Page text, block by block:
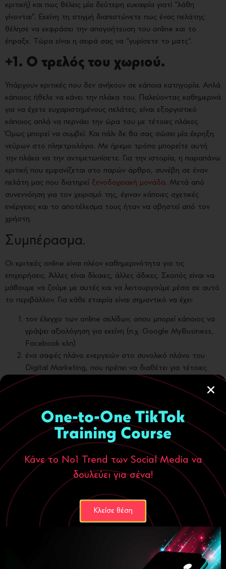
κριτική) και πως θέλεις μία δεύτερη ευκαιρία γιατί “λάθη
γίνονται”. Εκείνη τη στιγμή διαπιστώνετε πως ένας πελάτης
θέλησε να εκφράσει την απογοήτευση του online και το
έπραξε. Τώρα είναι η σειρά σας να “γυρίσετε το ματς”.
+1. Ο τρελός του χωριού.
Υπάρχουν κριτικές που δεν ανήκουν σε κάποια κατηγορία. Απλά
κάποιος ήθελε να κάνει την πλάκα του. Παλεύοντας καθημερινά
για να έχετε ευχαριστημένους πελάτες, είναι εξοργιστικό
κάποιος απλά να περνάει την ώρα του με τέτοιες πλάκες.
Όμως μπορεί να συμβεί. Και πάλι δε θα σας σώσει μία έκρηξη
νεύρων στο πληκτρολόγιο. Με ήρεμο τρόπο μπορείτε αυτή
την πλάκα να την αντιμετωπίσετε. Για την ιστορία, η παραπάνω
κριτική που εμφανίζεται στο παρών άρθρο, συνέβη σε έναν
πελάτη μας που διατηρεί ξενοδοχειακή μονάδα. Μετά από
συνεννόηση για τον χειρισμό της, έγιναν κάποιες σχετικές
ενέργειες και το αποτέλεσμα τους ήταν να σβηστεί από τον
χρήστη.
Συμπέρασμα.
Οι κριτικές online είναι πλέον καθημερινότητα για τις
επιχειρήσεις. Άλλες είναι δίκαιες, άλλες άδικες. Σκοπός είναι να
μάθουμε να ζούμε με αυτές και να λειτουργούμε μέσα σε αυτό
το περιβάλλον. Για κάθε εταιρία είναι σημαντικό να έχει:
τον έλεγχο των online σελίδων, oπου μπορεί κάποιος να
γράψει αξιολόγηση για εκείνη (π.χ. Google MyBusiness,
Facebook κλπ)
ένα σαφές πλάνο ενεργειών στο συνολικό πλάνο του
Digital Marketing, που πρέπει να διαθέτει για τέτοιες
περιπτώσεις, ώστε να μπορεί να τις αντιμετωπίζει για τη
Θέλετε να φτιάξετε το δικό σας;
Ελάτε να δούμε μαζί
τον
τρόπο.
digital marketing,Facebook,Google maps review
media,trip advisor ,διαχείριση φήμης,καταναλωτης ,κριτικη
φημη
3 Ιουλίου, 2019
Κατηγορίες
Ecommerce
One-to-One TikTok
Training Course
Κάνε το Νο1 Trend των Social Media να
δουλεύει για σένα!
Κλείσε θέση